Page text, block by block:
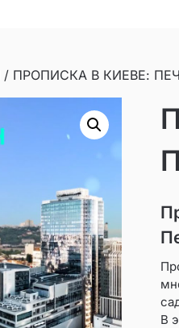
/ ПРОПИСКА В КИЕВЕ:
В